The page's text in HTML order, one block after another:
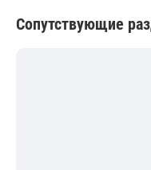
Сопутствующие